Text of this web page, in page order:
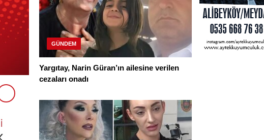
GÜNDEM
Yargıtay, Narin Güran’ın ailesine verilen
cezaları onadı